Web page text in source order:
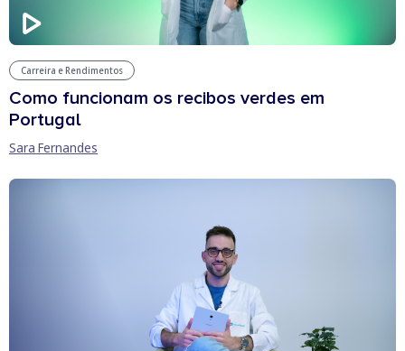
Carreira e Rendimentos
Como funcionam os recibos verdes em
Portugal
Sara Fernandes